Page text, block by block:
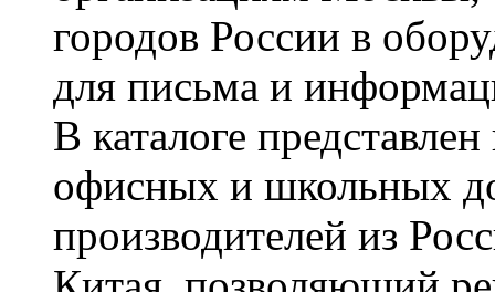
городов России в
для письма и
В каталоге
офисных и школьных
производителей из